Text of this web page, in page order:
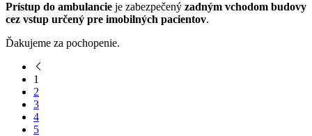
Prístup do ambulancie je zabezpečený zadným vchodom budovy
cez vstup určený pre imobilných pacientov.
Ďakujeme za pochopenie.
1
2
3
4
5